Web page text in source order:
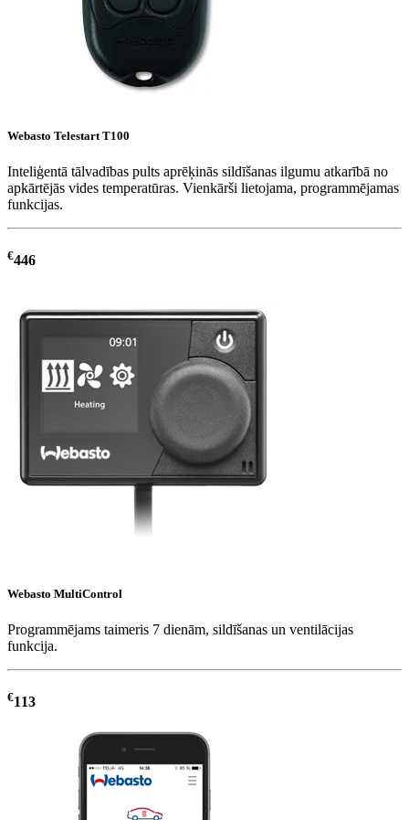
Webasto Telestart T100
Inteliģentā tālvadības pults aprēķinās sildīšanas ilgumu atkarībā no
apkārtējās vides temperatūras. Vienkārši lietojama, programmējamas
funkcijas.
€446
Webasto MultiControl
Programmējams taimeris 7 dienām, sildīšanas un ventilācijas
funkcija.
€113